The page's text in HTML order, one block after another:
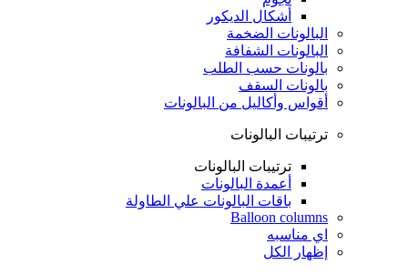
أشكال الديكور
البالونات الضخمة
البالونات الشفافة
بالونات حسب الطلب
بالونات السقف
أقواس وأكاليل من البالونات
ترتيبات البالونات
ترتيبات البالونات
أعمدة البالونات
باقات البالونات علي الطاولة
Balloon columns
اي مناسبه
إظهار الكل